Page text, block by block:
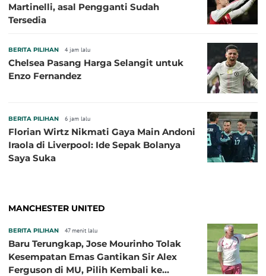
Martinelli, asal Pengganti Sudah
Tersedia
BERITA PILIHAN 4 jam lalu
Chelsea Pasang Harga Selangit untuk
Enzo Fernandez
BERITA PILIHAN 6 jam lalu
Florian Wirtz Nikmati Gaya Main Andoni
Iraola di Liverpool: Ide Sepak Bolanya
Saya Suka
MANCHESTER UNITED
BERITA PILIHAN 47 menit lalu
Baru Terungkap, Jose Mourinho Tolak
Kesempatan Emas Gantikan Sir Alex
Ferguson di MU, Pilih Kembali ke